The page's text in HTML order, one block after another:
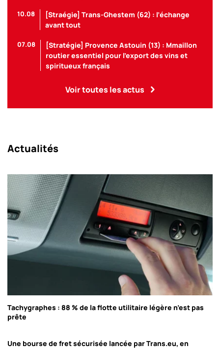
10.08
[Straégie] Trans-Ghestem (62) : l’échange
avant tout
07.08
[Stratégie] Provence Astouin (13) : Mmaillon
routier essentiel pour l’export des vins et
spiritueux français
Voir toutes les actus
Actualités
Tachygraphes : 88 % de la flotte utilitaire légère n’est pas
prête
Une bourse de fret sécurisée lancée par Trans.eu, en